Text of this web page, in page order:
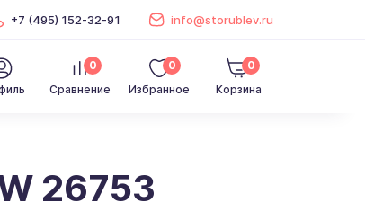
+7 (495) 152-32-91 info@storublev.ru
Сравнение
0
Избранное
0
Корзина
0
26753